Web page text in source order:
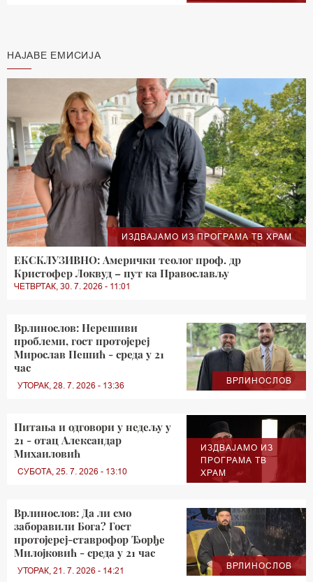
НАЈАВЕ ЕМИСИЈА
ИЗДВАЈАМО ИЗ ПРОГРАМА ТВ ХРАМ
ЕКСКЛУЗИВНО: Амерички теолог проф. др
Кристофер Локвуд – пут ка Православљу
ЧЕТВРТАК, 30. 7. 2026 - 11:01
ВРЛИНОСЛОВ
Врлинослов: Нерешиви
проблеми, гост протојереј
Мирослав Пешић - среда у 21
час
УТОРАК, 28. 7. 2026 - 13:36
ИЗДВАЈАМО ИЗ
ПРОГРАМА ТВ
ХРАМ
Питања и одговори у недељу у
21 - отац Александар
Михаиловић
СУБОТА, 25. 7. 2026 - 13:10
ВРЛИНОСЛОВ
Врлинослов: Да ли смо
заборавили Бога? Гост
протојереј-ставрофор Ђорђе
Милојковић - среда у 21 час
УТОРАК, 21. 7. 2026 - 14:21